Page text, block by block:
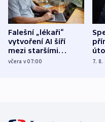
Falešní „lékaři“
vytvoření AI šíří
mezi staršími
Poláky nebezpečné
včera v 07:00 7. 8.